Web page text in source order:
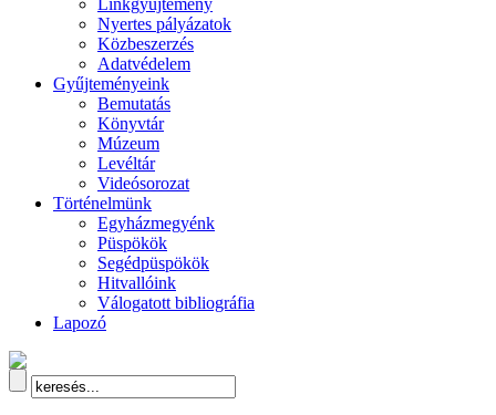
Linkgyűjtemény
Nyertes pályázatok
Közbeszerzés
Adatvédelem
Gyűjteményeink
Bemutatás
Könyvtár
Múzeum
Levéltár
Videósorozat
Történelmünk
Egyházmegyénk
Püspökök
Segédpüspökök
Hitvallóink
Válogatott bibliográfia
Lapozó